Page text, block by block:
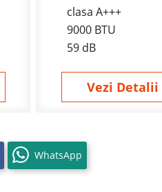
clasa A+++
9000 BTU
59 dB
Vezi Detalii
WhatsApp